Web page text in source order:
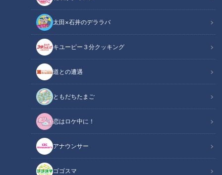
太田×石井のデララバ
キユーピー３分クッキング
道との遭遇
ともだちたまご
恋はロケ中に！
アナウンサー
ゴゴスマ
チャント！
くらしニュース
寒くなり、風邪をひきやすくなる季節。そんな11月は「カラダ
いきいき」をテーマに様々なトピックスを取り上げます。
11月18日放送の『チャント！』では、
「Ｚ世代に人気！ レトロブーム シニア世代の脳がいきい
き！する効果も？」を紹介。